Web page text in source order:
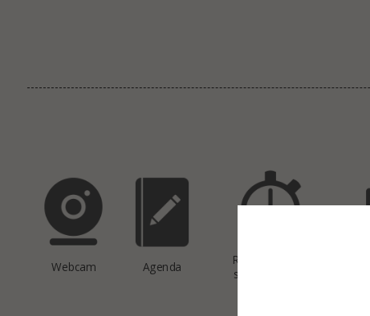
Webcam Agenda
Réservation de
salles de sport